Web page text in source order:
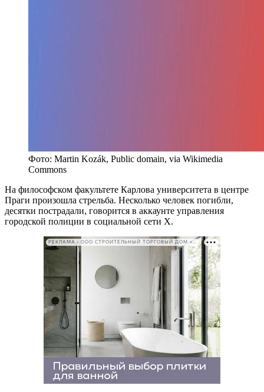
Фото: Martin Kozák, Public domain, via Wikimedia
Commons
На философском факультете Карлова университета в центре
Праги произошла стрельба. Несколько человек погибли,
десятки пострадали, говорится в аккаунте управления
городской полиции в социальной сети X.
РЕКЛАМА • ООО СТРОИТЕЛЬНЫЙ ТОРГОВЫЙ ДОМ «ПЕТРОВИЧ». ИНН: 7802348846